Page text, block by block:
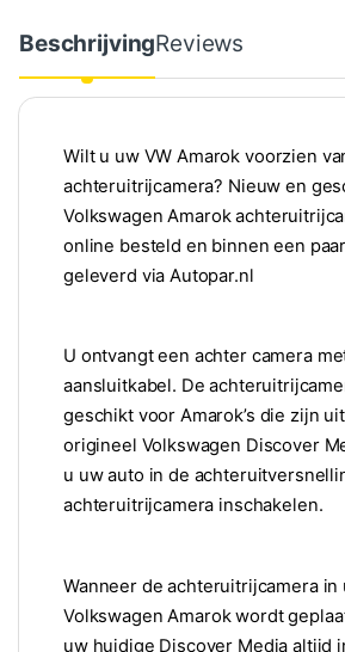
BeschrijvingReviews
Wilt u uw VW Amarok voorzien
achteruitrijcamera? Nieuw en
Volkswagen Amarok
online besteld en binnen een
geleverd via Autopar.nl
U ontvangt een achter camera
aansluitkabel. De
geschikt voor Amarok’s die zijn
origineel Volkswagen Discover
u uw auto in de
achteruitrijcamera inschakelen.
Wanneer de achteruitrijcamera in
Volkswagen Amarok wordt
uw huidige Discover Media altijd